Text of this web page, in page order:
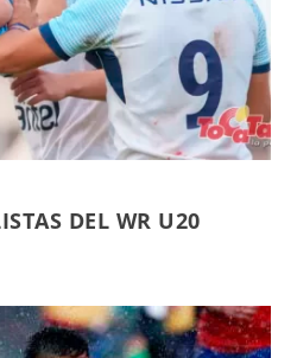
DEL WR U20